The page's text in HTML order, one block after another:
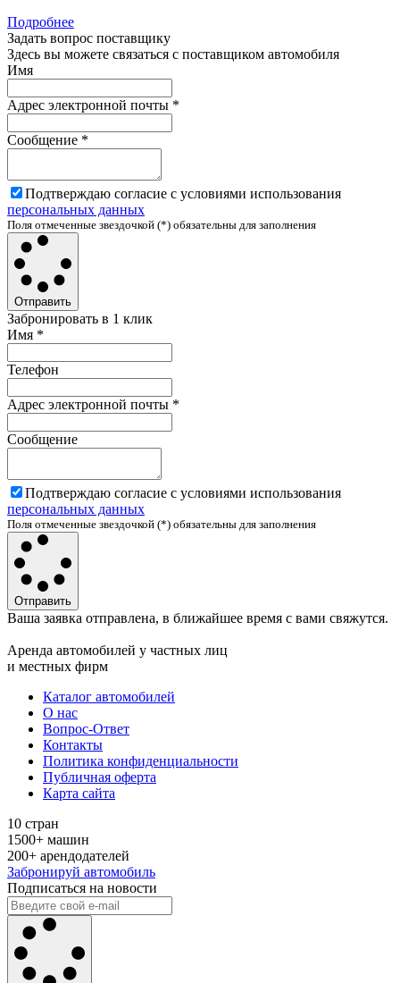
Подробнее
Задать вопрос поставщику
Здесь вы можете связаться с поставщиком автомобиля
Имя
Адрес электронной почты *
Сообщение *
Подтверждаю согласие с условиями использования
персональных данных
Поля отмеченные звездочкой (*) обязательны для заполнения
Отправить
Забронировать в 1 клик
Имя *
Телефон
Адрес электронной почты *
Сообщение
Подтверждаю согласие с условиями использования
персональных данных
Поля отмеченные звездочкой (*) обязательны для заполнения
Отправить
Ваша заявка отправлена, в ближайшее время с вами свяжутся.
Аренда автомобилей у частных лиц
и местных фирм
Каталог автомобилей
О нас
Вопрос-Ответ
Контакты
Политика конфиденциальности
Публичная оферта
Карта сайта
10 стран
1500+ машин
200+ арендодателей
Забронируй автомобиль
Подписаться на новости